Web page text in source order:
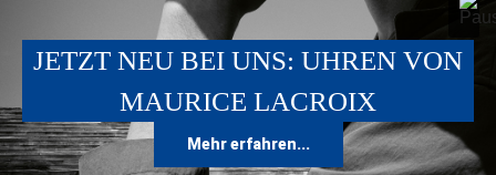
JETZT NEU BEI UNS: UHREN VON
MAURICE LACROIX
Mehr erfahren...